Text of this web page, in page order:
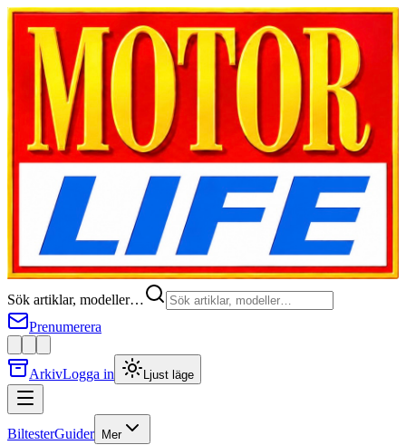
Sök artiklar, modeller…
Prenumerera
ArkivLogga in Ljust läge
BiltesterGuider Mer